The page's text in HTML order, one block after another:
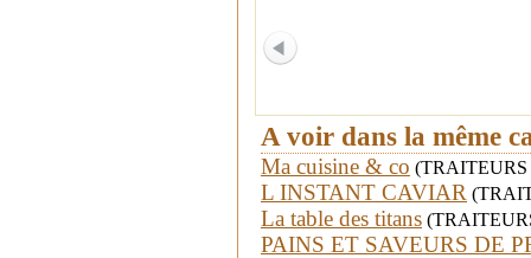
A voir dans la même
Ma cuisine & co (TRAITEURS
L INSTANT CAVIAR
La table des titans
PAINS ET SAVEURS DE